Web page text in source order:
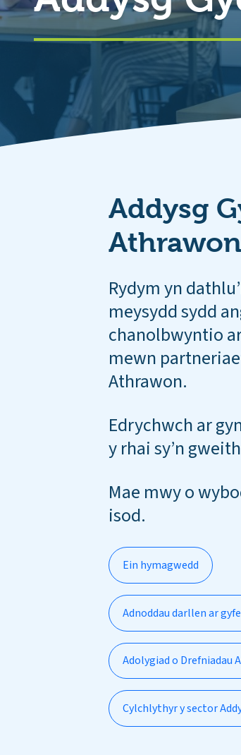
Addysg
Athrawon
Rydym yn
meysydd sydd
chanolbwyntio
mewn
Athrawon.
Edrychwch ar
y rhai sy’n
Mae mwy o
isod.
Ein hymagwedd
Adnoddau darllen ar
Adolygiad o Drefniadau
Cylchlythyr y sector